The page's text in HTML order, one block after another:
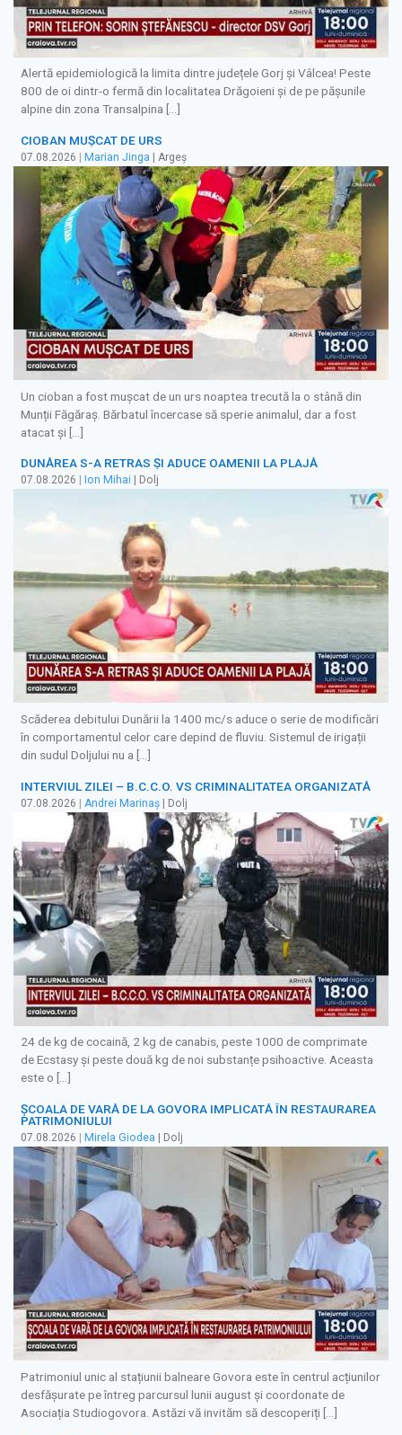
Alertă epidemiologică la limita dintre județele Gorj și Vâlcea! Peste
800 de oi dintr-o fermă din localitatea Drăgoieni și de pe pășunile
alpine din zona Transalpina […]
CIOBAN MUȘCAT DE URS
07.08.2026 | Marian Jinga | Argeș
Un cioban a fost mușcat de un urs noaptea trecută la o stână din
Munții Făgăraș. Bărbatul încercase să sperie animalul, dar a fost
atacat și […]
DUNĂREA S-A RETRAS ŞI ADUCE OAMENII LA PLAJĂ
07.08.2026 Ion Mihai | Dolj
Scăderea debitului Dunării la 1400 mc/s aduce o serie de modificări
în comportamentul celor care depind de fluviu. Sistemul de irigații
din sudul Doljului nu a […]
INTERVIUL ZILEI – B.C.C.O. VS CRIMINALITATEA ORGANIZATĂ
07.08.2026 | Andrei Marinaș | Dolj
24 de kg de cocaină, 2 kg de canabis, peste 1000 de comprimate
de Ecstasy și peste două kg de noi substanțe psihoactive. Aceasta
este o […]
ȘCOALA DE VARĂ DE LA GOVORA IMPLICATĂ ÎN RESTAURAREA
PATRIMONIULUI
07.08.2026 Mirela Giodea | Dolj
Patrimoniul unic al stațiunii balneare Govora este în centrul acțiunilor
desfășurate pe întreg parcursul lunii august și coordonate de
Asociația Studiogovora. Astăzi vă invităm să descoperiți […]